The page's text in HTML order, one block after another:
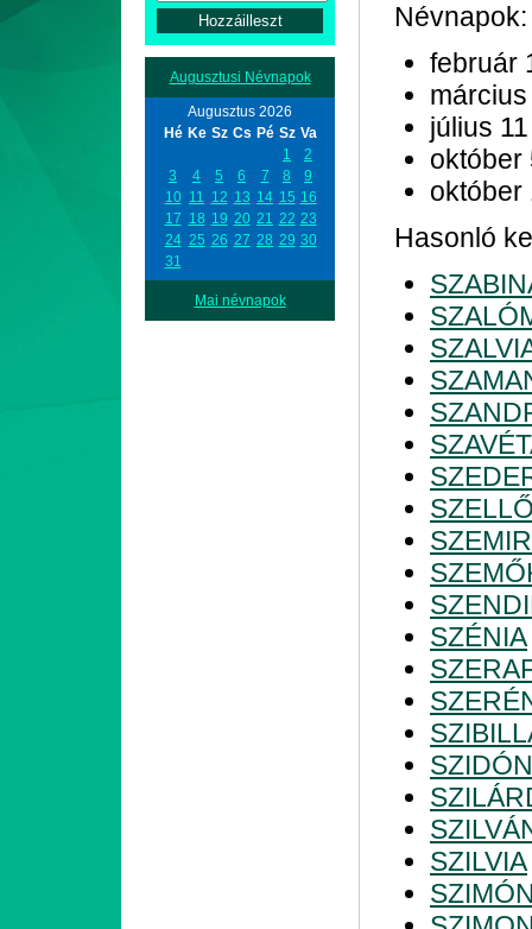
Augusztusi Névnapok
Augusztus 2026
Hé Ke Sz Cs Pé Sz Va
1
2
3
4 5 6 7 8
9
10 11 12 13 14 15 16
17 18 19 20 21 22 23
24 25 26 27 28 29 30
31
Mai névnapok
Névnapok:
február
július 11
október
október
Hasonló
SZÉNIA
SZILVIA